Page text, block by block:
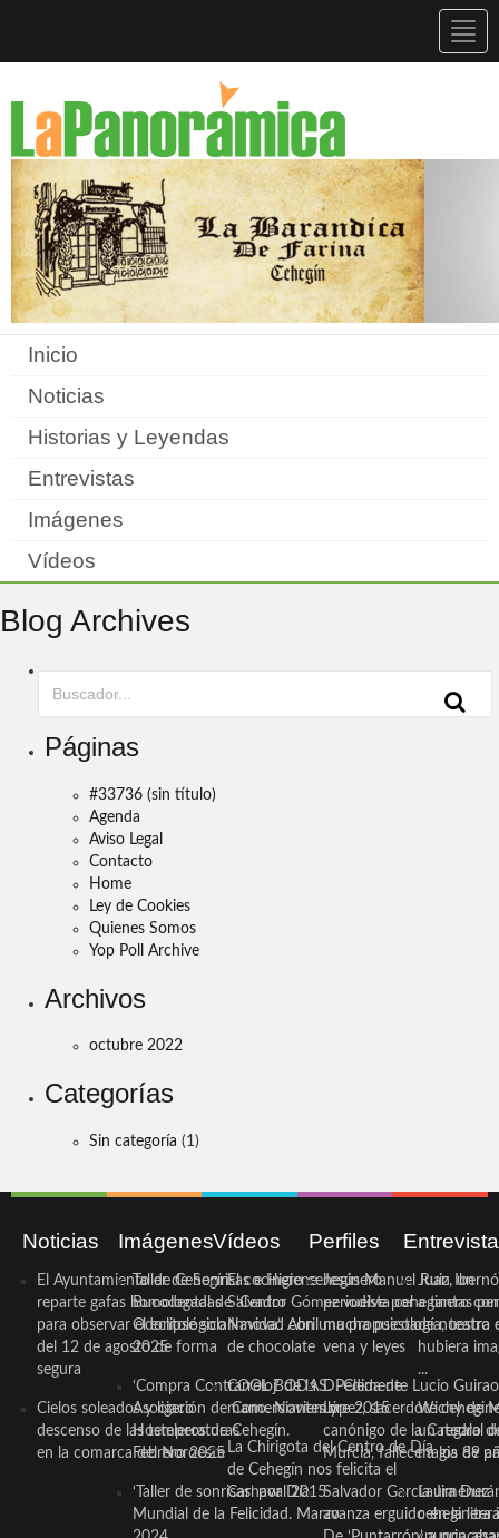
Inicio
Noticias
Historias y Leyendas
Entrevistas
Imágenes
Vídeos
Blog Archives
Páginas
#33736 (sin título)
Agenda
Aviso Legal
Contacto
Home
Ley de Cookies
Quienes Somos
Yop Poll Archive
Archivos
octubre 2022
Categorías
Sin categoría (1)
Noticias
El Ayuntamiento de Cehegín
reparte gafas homologadas
para observar el eclipse solar
del 12 de agosto de forma
segura
Cielos soleados y ligero
descenso de las temperaturas
en la comarca del Noroeste
Imágenes
Taller de Sonrisas e Higiene
Bucodental de ‘Centro
Odontológico Innova’. Abril
2025
‘Compra Contrarreloj’ de la
Asociación de Comerciantes y
Hosteleros de Cehegín.
Febrero 2025
‘Taller de sonrisas’ por Día
Mundial de la Felicidad. Marzo
Vídeos
El cocinero ceheginero
Salvador Gómez vuelve por
Navidad con una propuesta
de chocolate
COOL BODAS. Pedida de
mano. Noviembre 2015
La Chirigota del Centro de Día
de Cehegín nos felicita el
Carnaval 2015
Perfiles
Jesús Manuel Ruiz, un
periodista ceheginero con
mucha psicología, teatro
vena y leyes
D. Clemente Lucio Guirao
López, sacerdote
canónigo de la Catedral
Murcia, fallece a los 89
Salvador García Jiménez
avanza erguido en la
Juan
a tantas
de nuestra
hubiera
...
Wichy de
un regalo
magia de
Laura
ceheginera